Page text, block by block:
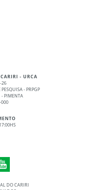
- URCA
26
- PRPGP
PIMENTA
000
DO CARIRI